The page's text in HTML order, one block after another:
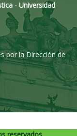
- Universidad
por la Dirección de